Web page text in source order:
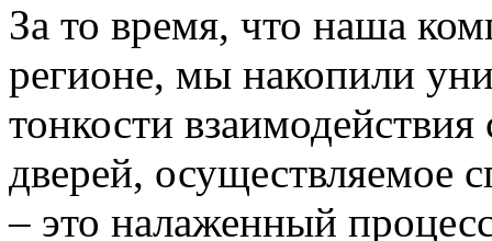
За то время, что наша
регионе, мы накопили
тонкости
дверей, осуществляемое
– это налаженный